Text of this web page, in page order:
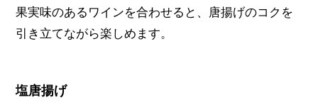
果実味のあるワインを合わせると、唐揚げのコクを
引き立てながら楽しめます。
塩唐揚げ